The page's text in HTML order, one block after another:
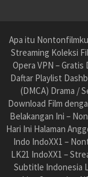
Apa itu
Streaming Koleksi
Opera VPN –
Daftar Playlist
(DMCA) Drama /
Download Film
Belakangan Ini –
Hari Ini Halaman
Indo IndoXX1 –
LK21 IndoXX1 –
Subtitle Indonesia